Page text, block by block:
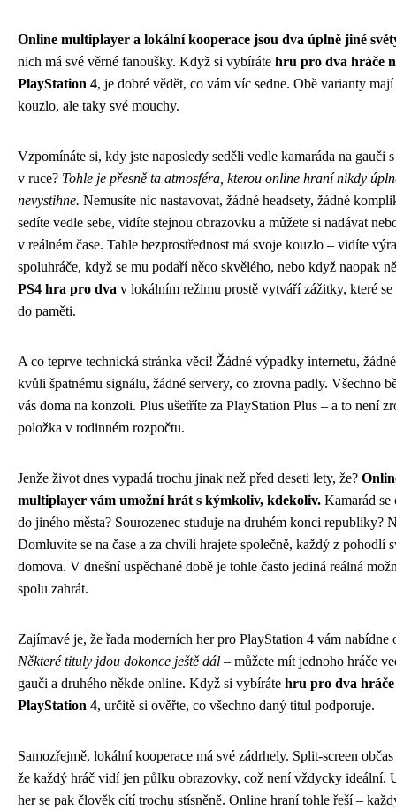
Online multiplayer a lokální kooperace jsou dva úplně jiné
nich má své věrné fanoušky. Když si vybíráte hru pro dva hráče
PlayStation 4, je dobré vědět, co vám víc sedne. Obě varianty mají
kouzlo, ale taky své mouchy.
Vzpomínáte si, kdy jste naposledy seděli vedle kamaráda na gauči
v ruce? Tohle je přesně ta atmosféra, kterou online hraní nikdy
nevystihne. Nemusíte nic nastavovat, žádné headsety, žádné
sedíte vedle sebe, vidíte stejnou obrazovku a můžete si nadávat
v reálném čase. Tahle bezprostřednost má svoje kouzlo – vidíte
spoluhráče, když se mu podaří něco skvělého, nebo když naopak
PS4 hra pro dva v lokálním režimu prostě vytváří zážitky, které
do paměti.
A co teprve technická stránka věci! Žádné výpadky internetu,
kvůli špatnému signálu, žádné servery, co zrovna padly. Všechno
vás doma na konzoli. Plus ušetříte za PlayStation Plus – a to není
položka v rodinném rozpočtu.
Jenže život dnes vypadá trochu jinak než před deseti lety, že?
multiplayer vám umožní hrát s kýmkoliv, kdekoliv. Kamarád se
do jiného města? Sourozenec studuje na druhém konci republiky?
Domluvíte se na čase a za chvíli hrajete společně, každý z pohodlí
domova. V dnešní uspěchané době je tohle často jediná reálná
spolu zahrát.
Zajímavé je, že řada moderních her pro PlayStation 4 vám nabídne
Některé tituly jdou dokonce ještě dál – můžete mít jednoho hráče
gauči a druhého někde online. Když si vybíráte hru pro dva
PlayStation 4, určitě si ověřte, co všechno daný titul podporuje.
Samozřejmě, lokální kooperace má své zádrhely. Split-screen občas
že každý hráč vidí jen půlku obrazovky, což není vždycky ideální.
her se pak člověk cítí trochu stísněně. Online hraní tohle řeší –